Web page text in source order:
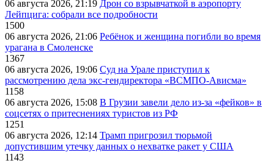
06 августа 2026, 21:19 Дрон со взрывчаткой в аэропорту
Лейпцига: собрали все подробности
1500
06 августа 2026, 21:06 Ребёнок и женщина погибли во время
урагана в Смоленске
1367
06 августа 2026, 19:06 Суд на Урале приступил к
рассмотрению дела экс-гендиректора «ВСМПО-Ависма»
1158
06 августа 2026, 15:08 В Грузии завели дело из-за «фейков» в
соцсетях о притеснениях туристов из РФ
1251
06 августа 2026, 12:14 Трамп пригрозил тюрьмой
допустившим утечку данных о нехватке ракет у США
1143